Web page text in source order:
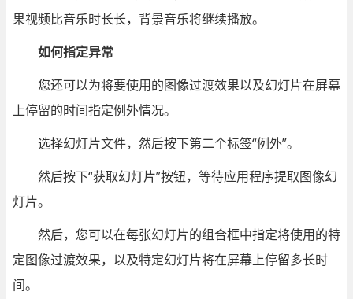
果视频比音乐时长长，背景音乐将继续播放。
如何指定异常
您还可以为将要使用的图像过渡效果以及幻灯片在屏幕
上停留的时间指定例外情况。
选择幻灯片文件，然后按下第二个标签“例外”。
然后按下“获取幻灯片”按钮，等待应用程序提取图像幻
灯片。
然后，您可以在每张幻灯片的组合框中指定将使用的特
定图像过渡效果，以及特定幻灯片将在屏幕上停留多长时
间。